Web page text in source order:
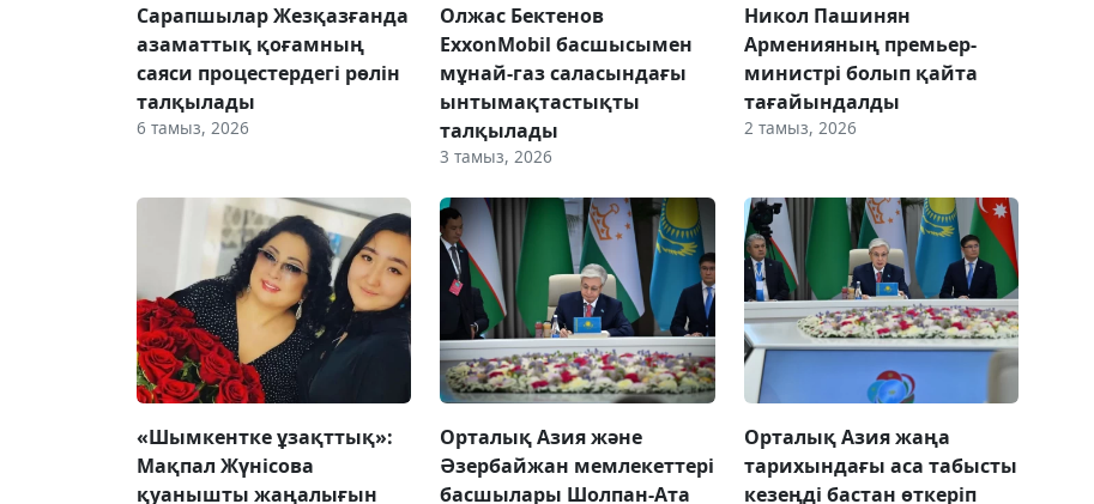
Сарапшылар Жезқазғанда
азаматтық қоғамның
саяси процестердегі рөлін
талқылады
6 тамыз, 2026
Олжас Бектенов
ExxonMobil басшысымен
мұнай-газ саласындағы
ынтымақтастықты
талқылады
3 тамыз, 2026
Никол Пашинян
Арменияның премьер-
министрі болып қайта
тағайындалды
2 тамыз, 2026
«Шымкентке ұзақттық»:
Мақпал Жүнісова
қуанышты жаңалығын
Орталық Азия және
Әзербайжан мемлекеттері
басшылары Шолпан-Ата
Орталық Азия жаңа
тарихындағы аса табысты
кезеңді бастан өткеріп